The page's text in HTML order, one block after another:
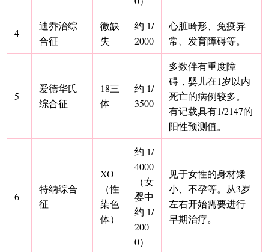
4
迪乔治综
合征
微缺
失
约 1/
2000
心脏畸形、免疫异
常、发育障碍等。
5
爱德华氏
综合征
18三
体
约 1/
3500
多数伴有重度障
碍，婴儿在1岁以内
死亡的病例较多。
有记载具有1/2147的
阳性预测值。
6
特纳综合
征
XO
（性
染色
体）
约 1/
4000
（女
婴中
约 1/
200
0）
见于女性的身材矮
小、不孕等。从3岁
左右开始需要进行
早期治疗。